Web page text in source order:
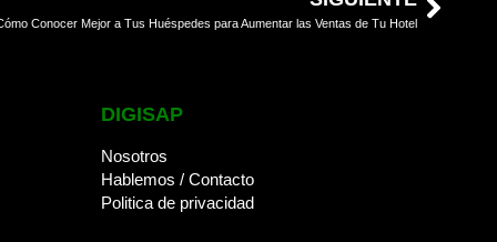
Conocer Mejor a Tus Huéspedes para Aumentar las Ventas de Tu Hotel
DIGISAP
Nosotros
Hablemos / Contacto
Politica de privacidad